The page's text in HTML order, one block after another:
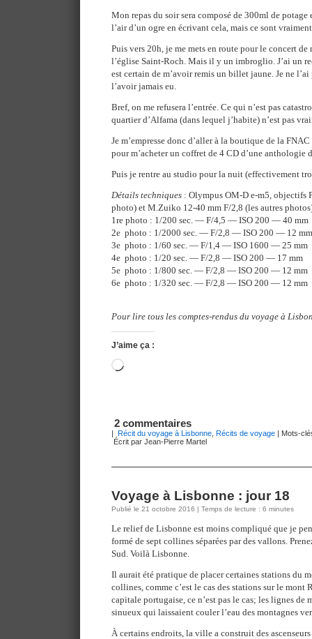
Mon repas du soir sera composé de 300ml de potage
l’air d’un ogre en écrivant cela, mais ce sont
Puis vers 20h, je me mets en route pour le concert
l’église Saint-Roch. Mais il y un imbroglio. J’ai un
est certain de m’avoir remis un billet jaune. Je ne
l’avoir jamais eu.
Bref, on me refusera l’entrée. Ce qui n’est pas
quartier d’Alfama (dans lequel j’habite) n’est pas
Je m’empresse donc d’aller à la boutique de la
pour m’acheter un coffret de 4 CD d’une anthologie
Puis je rentre au studio pour la nuit (effectivement
Détails techniques : Olympus OM-D e-m5, objectifs
photo) et M.Zuiko 12-40 mm F/2,8 (les autres
1re photo : 1/200 sec. — F/4,5 — ISO 200 — 40 mm
2e photo : 1/2000 sec. — F/2,8 — ISO 200 — 12 mm
3e photo : 1/60 sec. — F/1,4 — ISO 1600 — 25 mm
4e photo : 1/20 sec. — F/2,8 — ISO 200 — 17 mm
5e photo : 1/800 sec. — F/2,8 — ISO 200 — 12 mm
6e photo : 1/320 sec. — F/2,8 — ISO 200 — 12 mm
Pour lire tous les comptes-rendus du voyage à
J’aime ça :
Chargement…
2 commentaires
| Récit du voyage à Lisbonne Récits de voyage | Mots-
Écrit par Jean-Pierre Martel
Voyage à Lisbonne : jour 18
Publié le 21 octobre 2016 | Temps de lecture : 6 minutes
Le relief de Lisbonne est moins compliqué que je
formé de sept collines séparées par des vallons.
Sud. Voilà Lisbonne.
Il aurait été pratique de placer certaines stations du
collines, comme c’est le cas des stations sur le mont
capitale portugaise, ce n’est pas le cas; les lignes de
sinueux qui laissaient couler l’eau des montagnes
À certains endroits, la ville a construit des